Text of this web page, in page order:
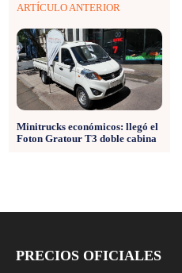
ARTÍCULO ANTERIOR
Minitrucks económicos: llegó el
Foton Gratour T3 doble cabina
PRECIOS OFICIALES